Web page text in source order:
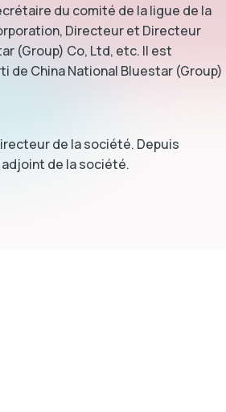
du comité de la ligue de la
Directeur et Directeur
(Group) Co, Ltd, etc. Il est
de China National Bluestar (Group)
de la société. Depuis
de la société.